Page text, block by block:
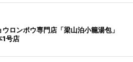
ウロンポウ専門店「梁山泊小籠湯包」
1号店